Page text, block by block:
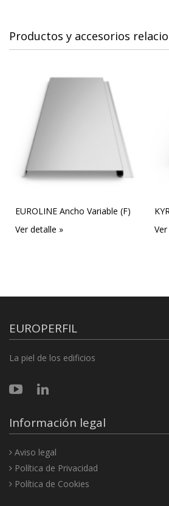
Productos y accesorios
EUROLINE Ancho Variable (F)
Ver detalle »
EUROPERFIL
La piel de los edificios
Información legal
Aviso legal
Política de Privacidad
Política de Cookies